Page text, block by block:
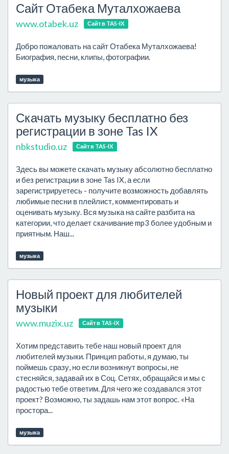
Сайт Отабека Муталхожаева
www.otabek.uz Сайт в TAS-IX
Добро пожаловать на сайт Отабека Муталхожаева!
Биография, песни, клипы, фотографии.
музыка
Скачать музыку бесплатно без
регистрации в зоне Tas IX
nbkstudio.uz Сайт в TAS-IX
Здесь вы можете скачать музыку абсолютно бесплатно
и без регистрации в зоне Tas IX, а если
зарегистрируетесь - получите возможность добавлять
любимые песни в плейлист, комментировать и
оценивать музыку. Вся музыка на сайте разбита на
категории, что делает скачивание mp3 более удобным и
приятным. Наш...
музыка
Новый проект для любителей
музыки
www.muzix.uz Сайт в TAS-IX
Хотим представить тебе наш новый проект для
любителей музыки. Принцип работы, я думаю, ты
поймешь сразу, но если возникнут вопросы, не
стесняйся, задавай их в Соц. Сетях, обращайся и мы с
радостью тебе ответим. Для чего же создавался этот
проект? Возможно, ты задашь нам этот вопрос. «На
простора...
музыка